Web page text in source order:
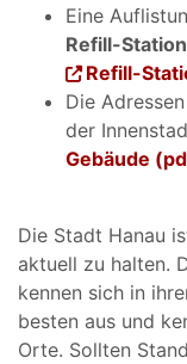
Eine
Refill-
Refill-
Die
der
Gebäude
Die Stadt Hanau
aktuell zu halten.
kennen sich in
besten aus und
Orte. Sollten